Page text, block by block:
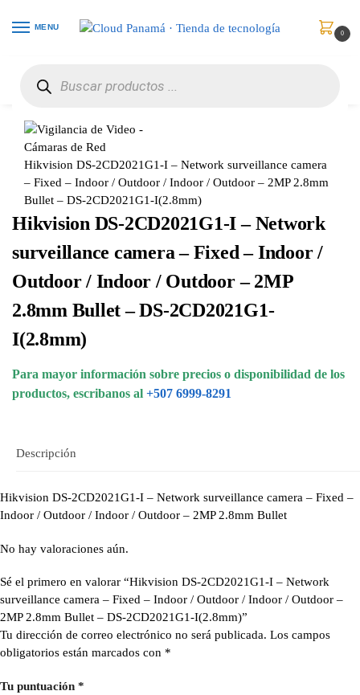
MENU
0
Hikvision DS-2CD2021G1-I – Network surveillance camera
– Fixed – Indoor / Outdoor / Indoor / Outdoor – 2MP 2.8mm
Bullet – DS-2CD2021G1-I(2.8mm)
Hikvision DS-2CD2021G1-I – Network
surveillance camera – Fixed – Indoor /
Outdoor / Indoor / Outdoor – 2MP
2.8mm Bullet – DS-2CD2021G1-
I(2.8mm)
Para mayor información sobre precios o disponibilidad de los
productos, escribanos al +507 6999-8291
Descripción
Hikvision DS-2CD2021G1-I – Network surveillance camera – Fixed –
Indoor / Outdoor / Indoor / Outdoor – 2MP 2.8mm Bullet
No hay valoraciones aún.
Sé el primero en valorar “Hikvision DS-2CD2021G1-I – Network
surveillance camera – Fixed – Indoor / Outdoor / Indoor / Outdoor –
2MP 2.8mm Bullet – DS-2CD2021G1-I(2.8mm)”
Tu dirección de correo electrónico no será publicada. Los campos
obligatorios están marcados con *
Tu puntuación *